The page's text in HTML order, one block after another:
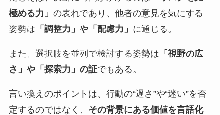
極める力」 の表れであり、他者の意見を気にする
姿勢は 「調整力」や「配慮力」 に通じる。
また、選択肢を並列で検討する姿勢は 「視野の広
さ」や「探索力」の証でもある。
言い換えのポイントは、行動の“遅さ”や“迷い”を否
定するのではなく、 その背景にある価値を言語化